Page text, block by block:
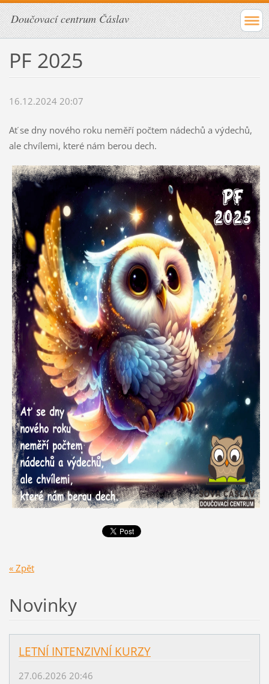
Doučovací centrum Čáslav
PF 2025
16.12.2024 20:07
Ať se dny nového roku neměří počtem nádechů a výdechů,
ale chvílemi, které nám berou dech.
« Zpět
Novinky
LETNÍ INTENZIVNÍ KURZY
27.06.2026 20:46